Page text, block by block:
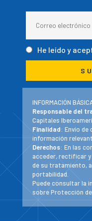
He leído y
INFORMACIÓN
Responsable del
Capitales
Finalidad: Envío
información
Derechos: En las
acceder, rectificar
de su tratamiento,
portabilidad.
Puede consultar la
sobre Protección